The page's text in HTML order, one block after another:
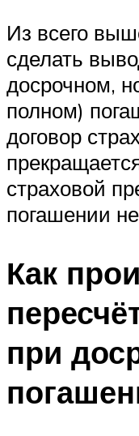
Из всего
сделать
досрочном,
полном)
договор
страховой
погашении
Как
при